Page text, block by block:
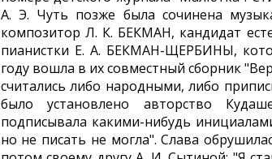
А. Э. Чуть позже была сочинена
композитор Л. К. БЕКМАН, кандидат
пианистки Е. А. БЕКМАН-ЩЕРБИНЫ,
году вошла в их совместный сборник
считались либо народными, либо
было установлено авторство
подписывала какими-нибудь
но не писать не могла". Слава